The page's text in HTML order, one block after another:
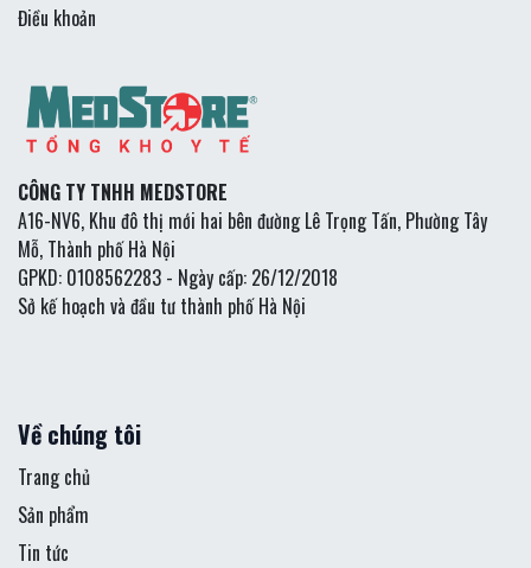
Điều khoản
CÔNG TY TNHH MEDSTORE
A16-NV6, Khu đô thị mới hai bên đường Lê Trọng Tấn, Phường Tây
Mỗ, Thành phố Hà Nội
GPKD: 0108562283 - Ngày cấp: 26/12/2018
Sở kế hoạch và đầu tư thành phố Hà Nội
Về chúng tôi
Trang chủ
Sản phẩm
Tin tức